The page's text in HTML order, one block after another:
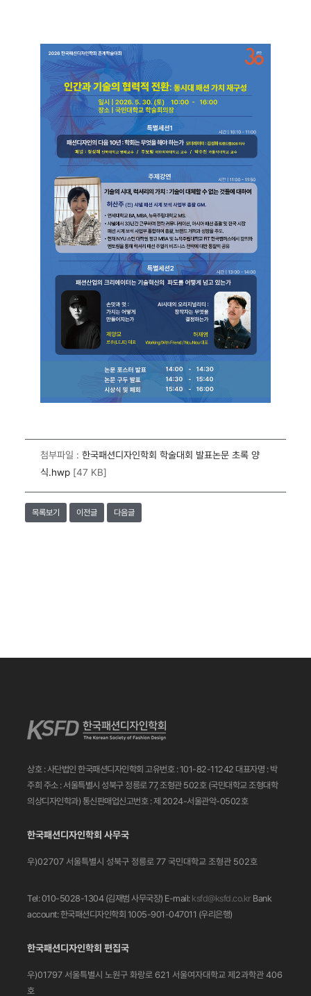
첨부파일 : 한국패션디자인학회 학술대회 발표논문 초록 양
식.hwp[47 KB]
목록보기 이전글 다음글
상호 : 사단법인 한국패션디자인학회 고유번호 : 101-82-11242 대표자명 : 박
주희 주소 : 서울특별시 성북구 정릉로 77, 조형관 502호 (국민대학교 조형대학
의상디자인학과) 통신판매업신고번호 : 제 2024-서울관악-0502호
한국패션디자인학회 사무국
우)02707 서울특별시 성북구 정릉로 77 국민대학교 조형관 502호
Tel: 010-5028-1304 (김재범 사무국장) E-mail: ksfd@ksfd.co.kr Bank
account: 한국패션디자인학회 1005-901-047011 (우리은행)
한국패션디자인학회 편집국
우)01797 서울특별시 노원구 화랑로 621 서울여자대학교 제2과학관 406
호